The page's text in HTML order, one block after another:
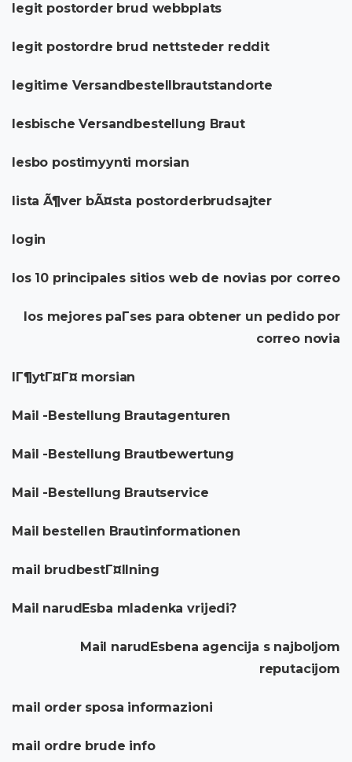
legit postorder brud webbplats
legit postordre brud nettsteder reddit
legitime Versandbestellbrautstandorte
lesbische Versandbestellung Braut
lesbo postimyynti morsian
lista Ã¶ver bÃ¤sta postorderbrudsajter
login
los 10 principales sitios web de novias por correo
los mejores paГ­ses para obtener un pedido por
correo novia
lГ¶ytГ¤Г¤ morsian
Mail -Bestellung Brautagenturen
Mail -Bestellung Brautbewertung
Mail -Bestellung Brautservice
Mail bestellen Brautinformationen
mail brudbestГ¤llning
Mail narudЕѕba mladenka vrijedi?
Mail narudЕѕbena agencija s najboljom
reputacijom
mail order sposa informazioni
mail ordre brude info